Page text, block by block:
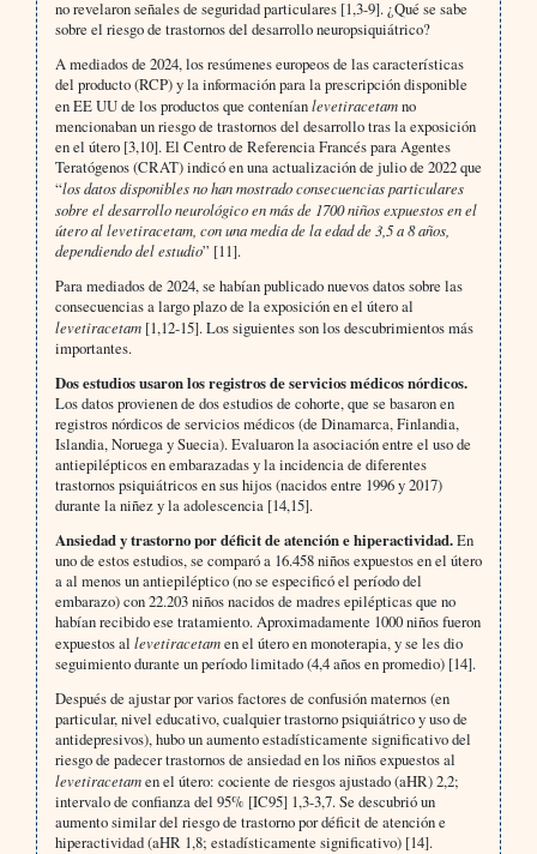
no revelaron señales de seguridad particulares [1,3-9]. ¿Qué se sabe
sobre el riesgo de trastornos del desarrollo neuropsiquiátrico?
A mediados de 2024, los resúmenes europeos de las características
del producto (RCP) y la información para la prescripción disponible
en EE UU de los productos que conteníanlevetiracetamno
mencionaban un riesgo de trastornos del desarrollo tras la exposición
en el útero [3,10]. El Centro de Referencia Francés para Agentes
Teratógenos (CRAT) indicó en una actualización de julio de 2022 que
“los datos disponibles no han mostrado consecuencias particulares
sobre el desarrollo neurológico en más de 1700 niños expuestos en el
útero al levetiracetam, con una media de la edad de 3,5 a 8 años,
dependiendo del estudio” [11].
Para mediados de 2024, se habían publicado nuevos datos sobre las
consecuencias a largo plazo de la exposición en el útero al
levetiracetam[1,12-15]. Los siguientes son los descubrimientos más
importantes.
Dos estudios usaron los registros de servicios médicos nórdicos.
Los datos provienen de dos estudios de cohorte, que se basaron en
registros nórdicos de servicios médicos (de Dinamarca, Finlandia,
Islandia, Noruega y Suecia). Evaluaron la asociación entre el uso de
antiepilépticos en embarazadas y la incidencia de diferentes
trastornos psiquiátricos en sus hijos (nacidos entre 1996 y 2017)
durante la niñez y la adolescencia [14,15].
Ansiedad y trastorno por déficit de atención e hiperactividad.En
uno de estos estudios, se comparó a 16.458 niños expuestos en el útero
a al menos un antiepiléptico (no se especificó el período del
embarazo) con 22.203 niños nacidos de madres epilépticas que no
habían recibido ese tratamiento. Aproximadamente 1000 niños fueron
expuestos al levetiracetamen el útero en monoterapia, y se les dio
seguimiento durante un período limitado (4,4 años en promedio) [14].
Después de ajustar por varios factores de confusión maternos (en
particular, nivel educativo, cualquier trastorno psiquiátrico y uso de
antidepresivos), hubo un aumento estadísticamente significativo del
riesgo de padecer trastornos de ansiedad en los niños expuestos al
levetiracetamen el útero: cociente de riesgos ajustado (aHR) 2,2;
intervalo de confianza del 95% [IC95] 1,3-3,7. Se descubrió un
aumento similar del riesgo de trastorno por déficit de atención e
hiperactividad (aHR 1,8; estadísticamente significativo) [14].